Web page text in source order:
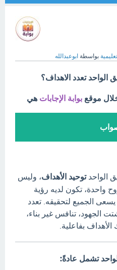
بواسطة ابوعبدالله
الواحد تعدد الاهداف؟
موقع بوابة الإجابات هي
الواحدتوحيد الأهداف، وليس
واحدة، تكون لديه رؤية
الجميع لتحقيقه. تعدد
الجهود، تنافس غير بناء،
بفاعلية.
تشمل عادةً: